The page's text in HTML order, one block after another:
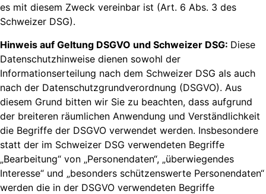
es mit diesem Zweck vereinbar ist (Art. 6 Abs. 3 des
Schweizer DSG).
Hinweis auf Geltung DSGVO und Schweizer DSG: Diese
Datenschutzhinweise dienen sowohl der
Informationserteilung nach dem Schweizer DSG als auch
nach der Datenschutzgrundverordnung (DSGVO). Aus
diesem Grund bitten wir Sie zu beachten, dass aufgrund
der breiteren räumlichen Anwendung und Verständlichkeit
die Begriffe der DSGVO verwendet werden. Insbesondere
statt der im Schweizer DSG verwendeten Begriffe
„Bearbeitung“ von „Personendaten“, „überwiegendes
Interesse“ und „besonders schützenswerte Personendaten“
werden die in der DSGVO verwendeten Begriffe